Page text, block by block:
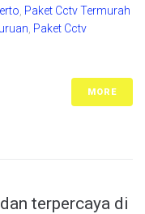
Paket Cctv Termurah
Paket Cctv
MORE
terpercaya di